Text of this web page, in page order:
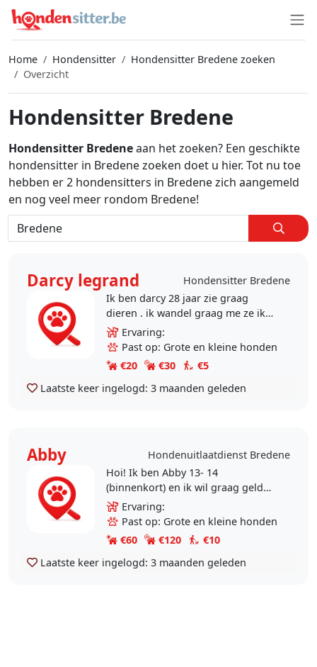
Home Hondensitter
Hondensitter Bredene zoeken
Overzicht
Hondensitter Bredene
Hondensitter Bredeneaan het zoeken? Een geschikte
hondensitter in Bredene zoeken doet u hier. Tot nu toe
hebben er 2 hondensitters in Bredene zich aangemeld
en nog veel meer rondom Bredene!
Darcy legrand
Hondensitter Bredene
Ik ben darcy 28 jaar zie graag
dieren . ik wandel graag me ze ik
doe graag lange wandelingen . heb
een diploma dierenverzorging .
ben nog bezig met..
Ervaring:
Past op: Grote en kleine honden
€20
€30
€5
Laatste keer ingelogd: 3 maanden geleden
Abby
Hondenuitlaatdienst Bredene
Hoi! Ik ben Abby 13- 14
(binnenkort) en ik wil graag geld
verdienen... Ik wil graag bij
www.onzedroompaarden.nl een
lease paard op verplatsing..
Ervaring:
Past op: Grote en kleine honden
€60
€120
€10
Laatste keer ingelogd: 3 maanden geleden